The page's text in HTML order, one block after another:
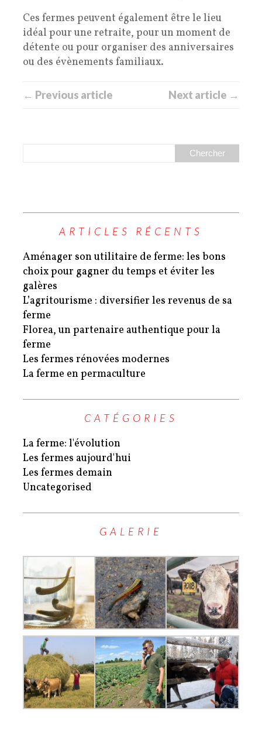
Ces fermes peuvent également être le lieu
idéal pour une retraite, pour un moment de
détente ou pour organiser des anniversaires
ou des évènements familiaux.
← Previous article Next article →
ARTICLES RÉCENTS
Aménager son utilitaire de ferme: les bons
choix pour gagner du temps et éviter les
galères
L’agritourisme : diversifier les revenus de sa
ferme
Florea, un partenaire authentique pour la
ferme
Les fermes rénovées modernes
La ferme en permaculture
CATÉGORIES
La ferme: l'évolution
Les fermes aujourd'hui
Les fermes demain
Uncategorised
GALERIE